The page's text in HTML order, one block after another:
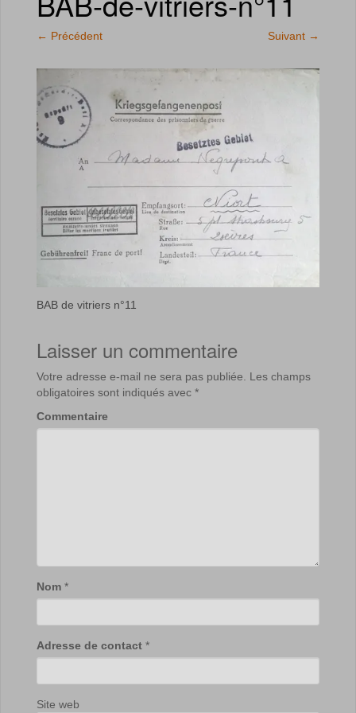
← Précédent Suivant →
BAB de vitriers n°11
Laisser un commentaire
Votre adresse e-mail ne sera pas publiée. Les champs
obligatoires sont indiqués avec *
Commentaire
Nom *
Adresse de contact *
Site web